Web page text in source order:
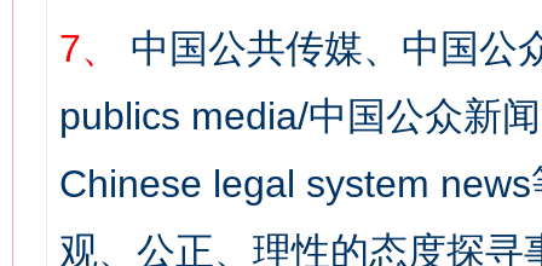
7、
中国公共传媒、中国公
publics media/中国公众新
Chinese legal system
观、公正、理性的态度探寻